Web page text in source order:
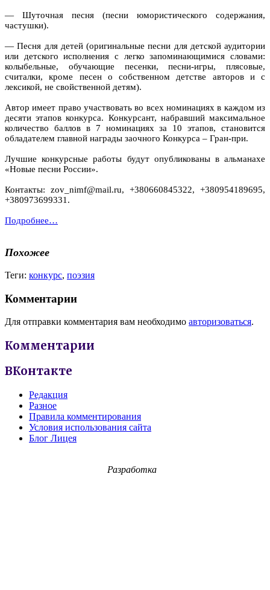
— Шуточная песня (песни юмористического содержания,
частушки).
— Песня для детей (оригинальные песни для детской аудитории
или детского исполнения с легко запоминающимися словами:
колыбельные, обучающие песенки, песни-игры, плясовые,
считалки, кроме песен о собственном детстве авторов и с
лексикой, не свойственной детям).
Автор имеет право участвовать во всех номинациях в каждом из
десяти этапов конкурса. Конкурсант, набравший максимальное
количество баллов в 7 номинациях за 10 этапов, становится
обладателем главной награды заочного Конкурса – Гран-при.
Лучшие конкурсные работы будут опубликованы в альманахе
«Новые песни России».
Контакты: zov_nimf@mail.ru, +380660845322, +380954189695,
+380973699331.
Подробнее…
Похожее
Теги: конкурс, поэзия
Комментарии
Для отправки комментария вам необходимо авторизоваться.
Комментарии
ВКонтакте
Редакция
Разное
Правила комментирования
Условия использования сайта
Блог Лицея
Разработка